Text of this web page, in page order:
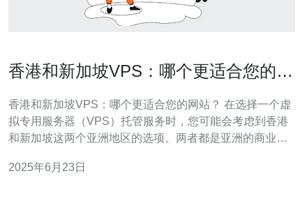
香港和新加坡VPS：哪个更适合您的网
香港和新加坡VPS：哪个更适合您的网站？ 在选择一个虚
拟专用服务器（VPS）托管服务时，您可能会考虑到香港
和新加坡这两个亚洲地区的选项。两者都是亚洲的商业和
本文将帮助您了解香港和新加坡VPS之间的区别，以便您
2025年6月23日